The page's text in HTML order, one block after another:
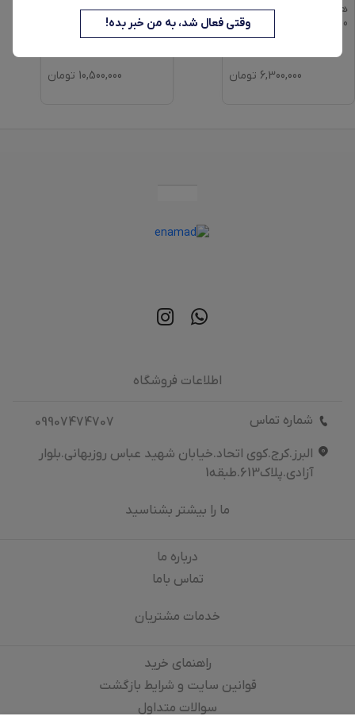
وقتی فعال شد، به من خبر بده!
همزن ترام هاوس مدل
HMB-46400
6,300,000 تومان
چرخ گوشت ترام هاوس
مدل MG-40151
10,500,000 تومان
اطلاعات فروشگاه
شماره تماس
09907474707
البرز.کرج.کوی اتحاد.خیابان شهید عباس روزبهانی.بلوار
آزادی.پلاک613.طبقه1
ما را بیشتر بشناسید
درباره‌ ما
تماس باما
خدمات مشتریان
راهنمای خرید
قوانین سایت و شرایط بازگشت
سوالات متداول